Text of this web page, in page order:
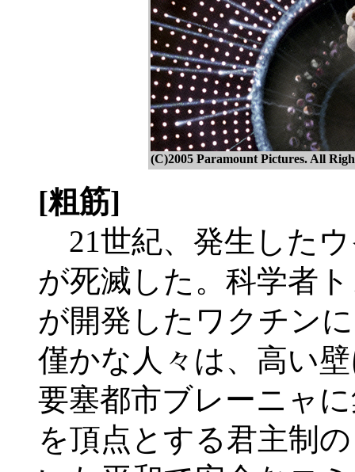
(C)2005 Paramount Pictures. All
[粗筋]
21世紀、発生した
が死滅した。科学者
が開発したワクチン
僅かな人々は、高い
要塞都市ブレーニャ
を頂点とする君主制